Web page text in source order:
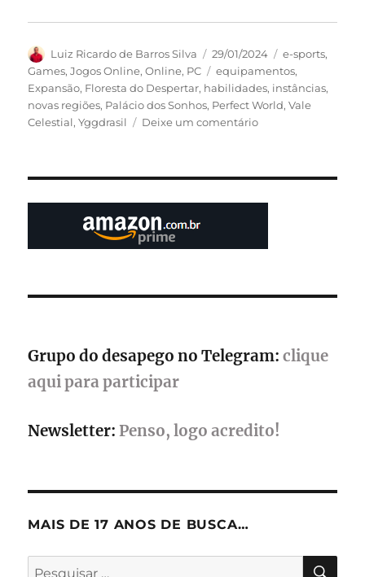
Autor
Luiz Ricardo de Barros Silva
Publicado
em
29/01/2024 Categorias
e-sports,
Games,Jogos Online,Online, PC Tags
equipamentos,
Expansão, Floresta do Despertar, habilidades, instâncias,
novas regiões, Palácio dos Sonhos, Perfect World,Vale
Celestial,Yggdrasil Deixe um comentárioem
novidades
Yggdrasil
Grupo do desapego no Telegram: clique
aqui para participar
Newsletter: Penso, logo acredito!
MAIS DE 17 ANOS DE BUSCA…
Pesquisar